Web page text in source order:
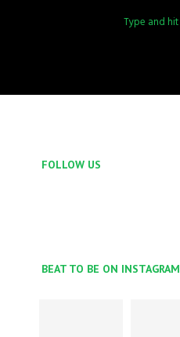
FOLLOW US
BEAT TO BE ON INSTAGRAM